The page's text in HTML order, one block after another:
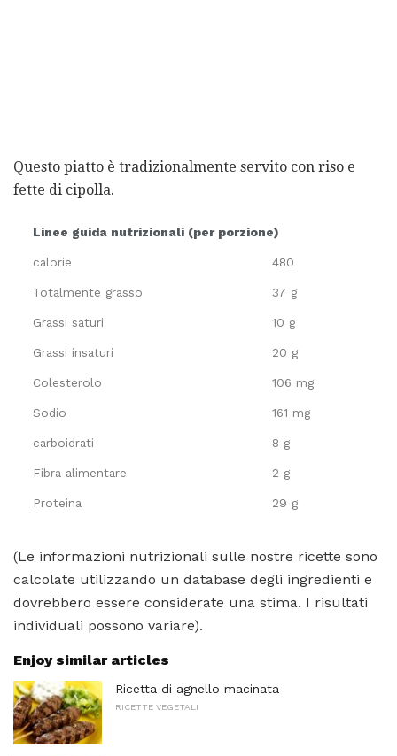
Questo piatto è tradizionalmente servito con riso e
fette di cipolla.
Linee guida nutrizionali (per porzione)
calorie 480
Totalmente grasso 37 g
Grassi saturi 10 g
Grassi insaturi 20 g
Colesterolo 106 mg
Sodio 161 mg
carboidrati 8 g
Fibra alimentare 2 g
Proteina 29 g
(Le informazioni nutrizionali sulle nostre ricette sono
calcolate utilizzando un database degli ingredienti e
dovrebbero essere considerate una stima. I risultati
individuali possono variare).
Enjoy similar articles
Ricetta di agnello macinata
RICETTE VEGETALI